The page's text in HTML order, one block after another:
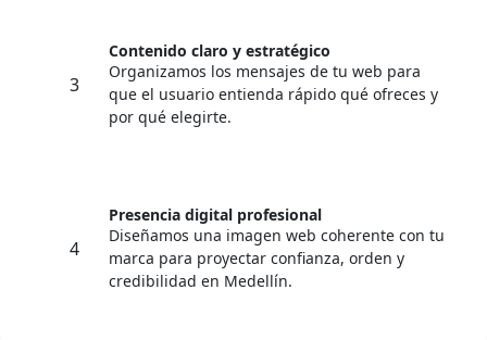
3
Contenido claro y estratégico
Organizamos los mensajes de tu web para
que el usuario entienda rápido qué ofreces y
por qué elegirte.
4
Presencia digital profesional
Diseñamos una imagen web coherente con tu
marca para proyectar confianza, orden y
credibilidad en Medellín.